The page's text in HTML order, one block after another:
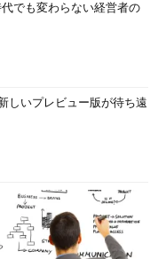
でも変わらない経営者の
しいプレビュー版が待ち遠